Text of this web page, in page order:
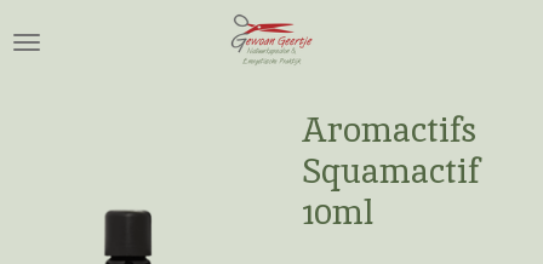
direct
Aromactifs
Squamactif
10ml